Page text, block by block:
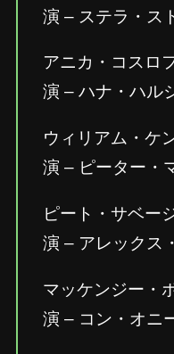
演 – ステラ・ス
アニカ・コスロ
演 – ハナ・ハル
ウィリアム・ケ
演 – ピーター・
ピート・サベー
演 – アレックス
マッケンジー・
演 – コン・オニ